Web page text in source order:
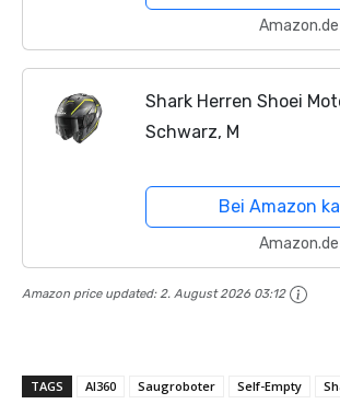
Amazon.de
Shark Herren Shoei
Schwarz, M
Bei Amazon
Amazon.de
Amazon price updated:2. August 2026 03:12
TAGS AI360 Saugroboter Self-Empty